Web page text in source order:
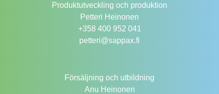
Produktutveckling och produktion
Petteri Heinonen
+358 400 952 041
petteri@sappax.fi
Försäljning och utbildning
Anu Heinonen